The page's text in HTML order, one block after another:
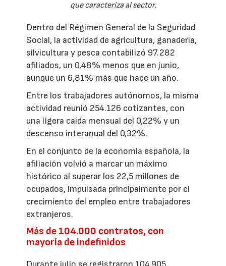
que caracteriza al sector.
Dentro del Régimen General de la Seguridad
Social, la actividad de agricultura, ganadería,
silvicultura y pesca contabilizó 97.282
afiliados, un 0,48% menos que en junio,
aunque un 6,81% más que hace un año.
Entre los trabajadores autónomos, la misma
actividad reunió 254.126 cotizantes, con
una ligera caída mensual del 0,22% y un
descenso interanual del 0,32%.
En el conjunto de la economía española, la
afiliación volvió a marcar un máximo
histórico al superar los 22,5 millones de
ocupados, impulsada principalmente por el
crecimiento del empleo entre trabajadores
extranjeros.
Más de 104.000 contratos, con
mayoría de indefinidos